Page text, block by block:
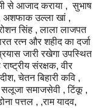
से आजाद कराया , सुभाष
अशफाक उल्ला खां ,
सिंह , लाला लाजपत
रत्न और शहीद का दर्जा
जारी रखेगा उपस्थित
संरक्षक, वीर
चेतन बिहारी कवि ,
सलूजा समाजसेवी , टिंकू ,
पत्तल , ,राम यादव,